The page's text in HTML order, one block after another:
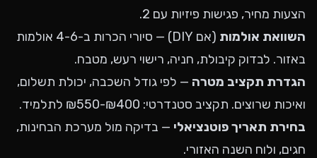
הצעות מחיר, פגישות פיזיות עם 2.
השוואת אולמות
(אם DIY) — סיורי הכרות ב-4-6 אולמות
באזור. לבדוק קיבולת, חניה, רישוי רעש, מטבח.
הגדרת תקציב מטרה — לפי גודל השכבה, יכולת תשלום,
ואיכות שרוצים. תקציב סטנדרטי: ₪400-₪550 לתלמיד.
בחירת תאריך פוטנציאלי — בדיקה מול מערכת הבחינות,
חגים, ולוח השנה האזורי.